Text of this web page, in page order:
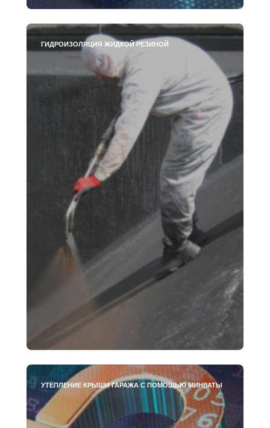
ГИДРОИЗОЛЯЦИЯ ЖИДКОЙ РЕЗИНОЙ
УТЕПЛЕНИЕ КРЫШИ ГАРАЖА С ПОМОЩЬЮ МИНВАТЫ